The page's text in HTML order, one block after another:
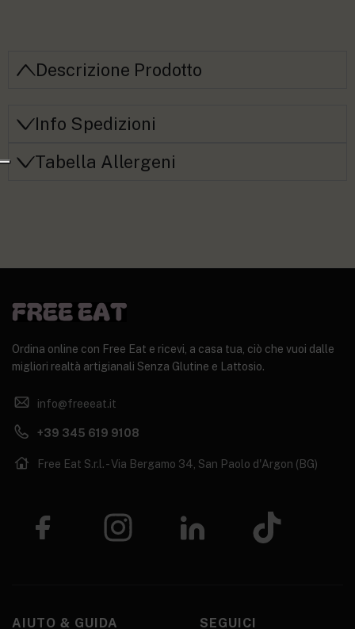
Descrizione Prodotto
Info Spedizioni
Tabella Allergeni
Ordina online con Free Eat e ricevi, a casa tua, ciò che vuoi dalle
migliori realtà artigianali Senza Glutine e Lattosio.
info@freeeat.it
+39 345 619 9108
Free Eat S.r.l. - Via Bergamo 34, San Paolo d'Argon (BG)
AIUTO & GUIDA SEGUICI